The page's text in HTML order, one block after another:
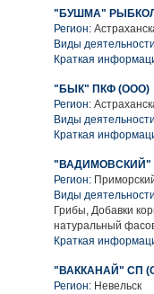
"БУШМА"
Регион:
Виды
Краткая
"БЫК" ПКФ (ООО)
Регион:
Виды
Краткая
"ВАДИМОВСКИЙ"
Регион:
Виды
Грибы, Добавки
натуральный
Краткая
"ВАККАНАЙ" СП
Регион: Невельск